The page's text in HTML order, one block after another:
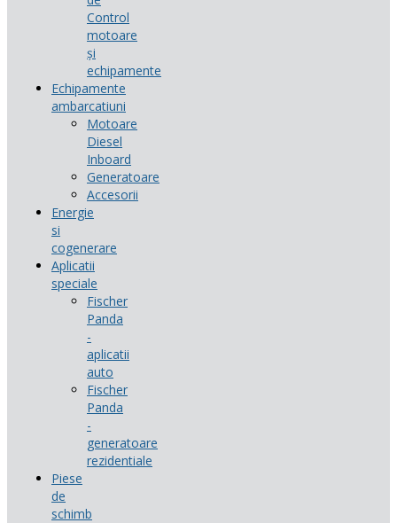
Control
motoare
și
echipamente
Echipamente
ambarcatiuni
Motoare
Diesel
Inboard
Generatoare
Accesorii
Energie
si
cogenerare
Aplicatii
speciale
Fischer
Panda
-
aplicatii
auto
Fischer
Panda
-
generatoare
rezidentiale
Piese
de
schimb